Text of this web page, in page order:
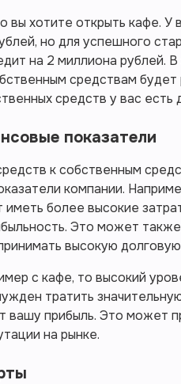
вы хотите открыть кафе.
но для успешного
на 2 миллиона рублей.
средствам
средств у вас есть
показатели
к собственным
компании.
более высокие
Это может
высокую долговую
с кафе, то высокий
тратить
вашу прибыль. Это может
на рынке.